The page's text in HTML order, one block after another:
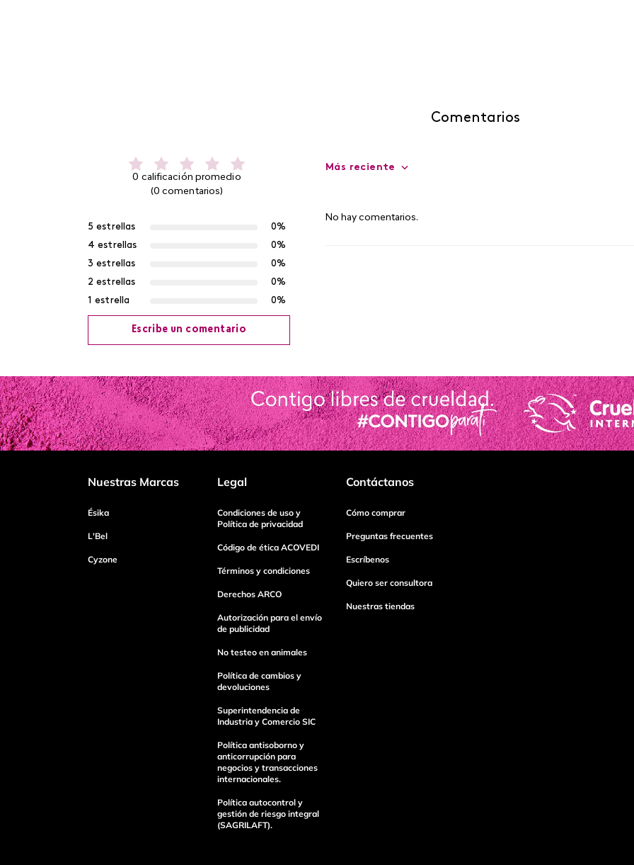
Comentarios
0 calificación promedio
(0 comentarios)
5 estrellas
0%
4 estrellas
0%
3 estrellas
0%
2 estrellas
0%
1 estrella
0%
Escribe un comentario
Agregar comentario
Título
Tu nombre
Dirección de email
enviar comentario
Más reciente
No hay comentarios.
Nuestras Marcas
Ésika
L'Bel
Cyzone
Legal
Condiciones de uso y
Política de privacidad
Código de ética ACOVEDI
Términos y condiciones
Derechos ARCO
Autorización para el envío
de publicidad
No testeo en animales
Política de cambios y
devoluciones
Superintendencia de
Industria y Comercio SIC
Política antisoborno y
anticorrupción para
negocios y transacciones
internacionales.
Política autocontrol y
gestión de riesgo integral
(SAGRILAFT).
Contáctanos
Cómo comprar
Preguntas frecuentes
Escríbenos
Quiero ser consultora
Nuestras tiendas